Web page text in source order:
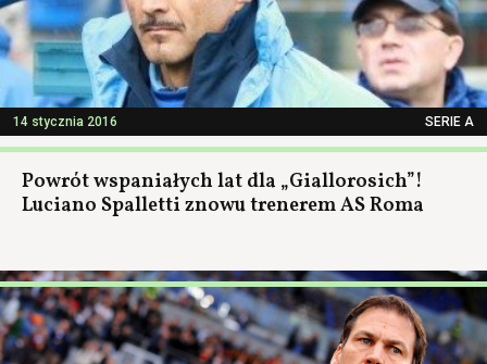
14 stycznia 2016 SERIE A
Powrót wspaniałych lat dla „Giallorosich”!
Luciano Spalletti znowu trenerem AS Roma